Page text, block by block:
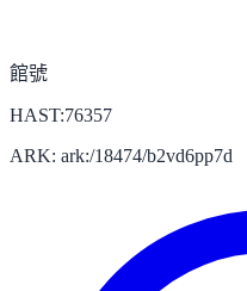
館號
HAST:76357
ARK: ark:/18474/b2vd6pp7d